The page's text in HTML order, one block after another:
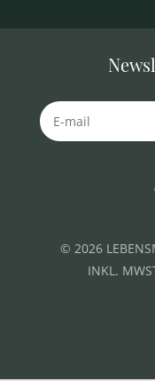
© 2026
INKL.